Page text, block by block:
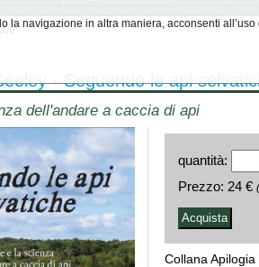
- Seguendo le api
dell'andare a caccia di api
quantità:
Prezzo: 24 €
Collana
navigazione in altra maniera, acconsenti all’uso